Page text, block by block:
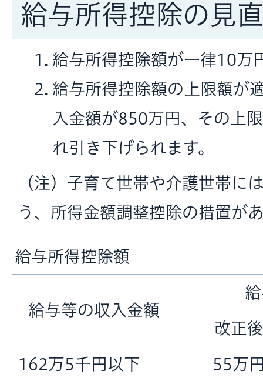
給与所得控除の見
給与所得控除額が一律10万
給与所得控除額の上限額が
入金額が850万円、その上
れ引き下げられます。
（注）子育て世帯や介護世帯に
う、所得金額調整控除の措置が
給与所得控除額
給与等の収入金額
改正後
162万5千円以下 55万